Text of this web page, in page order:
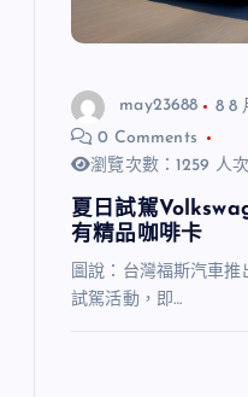
may23688
8 8
0 Comments
瀏覽次數：1259 人次
夏日試駕
有精品咖啡卡
圖說：台灣福斯汽車
試駕活動，即…